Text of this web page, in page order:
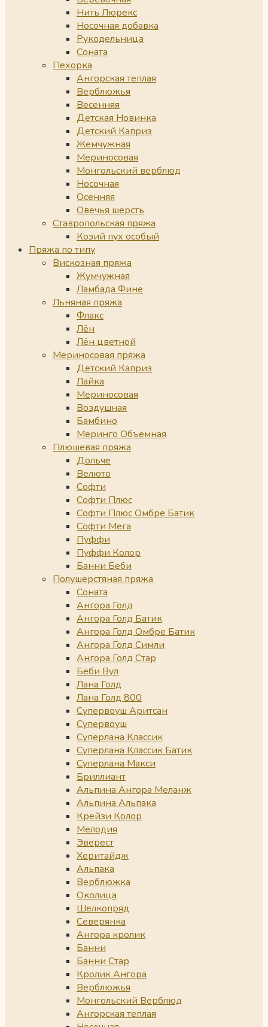
Нить Люрекс
Носочная добавка
Рукодельница
Соната
Пехорка
Ангорская теплая
Верблюжья
Весенняя
Детская Новинка
Детский Каприз
Жемчужная
Мериносовая
Монгольский верблюд
Носочная
Осенняя
Овечья шерсть
Ставропольская пряжа
Козий пух особый
Пряжа по типу
Вискозная пряжа
Жумчужная
Ламбада Фине
Льняная пряжа
Флакс
Лён
Лён цветной
Мериносовая пряжа
Детский Каприз
Лайка
Мериносовая
Воздушная
Бамбино
Меринго Объемная
Плюшевая пряжа
Дольче
Велюто
Софти
Софти Плюс
Софти Плюс Омбре Батик
Софти Мега
Пуффи
Пуффи Колор
Банни Беби
Полушерстяная пряжа
Соната
Ангора Голд
Ангора Голд Батик
Ангора Голд Омбре Батик
Ангора Голд Симли
Ангора Голд Стар
Беби Вул
Лана Голд
Лана Голд 800
Супервоуш Аритсан
Супервоуш
Суперлана Классик
Суперлана Классик Батик
Суперлана Макси
Бриллиант
Альпина Ангора Меланж
Альпина Альпака
Крейзи Колор
Мелодия
Эверест
Херитайдж
Альпака
Верблюжка
Околица
Шелкопряд
Северянка
Ангора кролик
Банни
Банни Стар
Кролик Ангора
Верблюжья
Монгольский Верблюд
Ангорская теплая